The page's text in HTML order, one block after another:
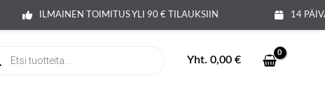
ILMAINEN TOIMITUS YLI 90 € TILAUKSIIN 14
Yht. 0,00 €